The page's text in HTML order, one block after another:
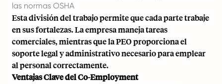
las normas OSHA
Esta división del trabajo permite que cada parte trabaje
en sus fortalezas. La empresa maneja tareas
comerciales, mientras que la PEO proporciona el
soporte legal y administrativo necesario para emplear
al personal correctamente.
Ventajas Clave del Co-Employment